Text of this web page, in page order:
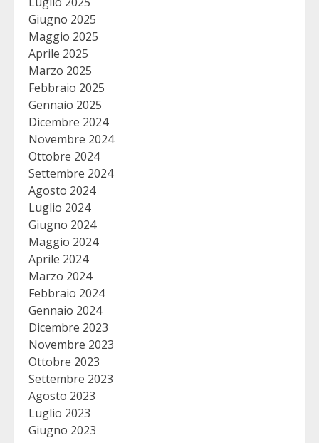
Giugno 2025
Maggio 2025
Aprile 2025
Marzo 2025
Febbraio 2025
Gennaio 2025
Dicembre 2024
Novembre 2024
Ottobre 2024
Settembre 2024
Agosto 2024
Luglio 2024
Giugno 2024
Maggio 2024
Aprile 2024
Marzo 2024
Febbraio 2024
Gennaio 2024
Dicembre 2023
Novembre 2023
Ottobre 2023
Settembre 2023
Agosto 2023
Luglio 2023
Giugno 2023